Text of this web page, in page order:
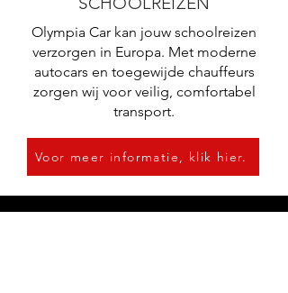
Olympia Car kan jouw schoolreizen
verzorgen in Europa. Met moderne
autocars en toegewijde chauffeurs
zorgen wij voor veilig, comfortabel
transport.
Voor meer informatie, klik hier.